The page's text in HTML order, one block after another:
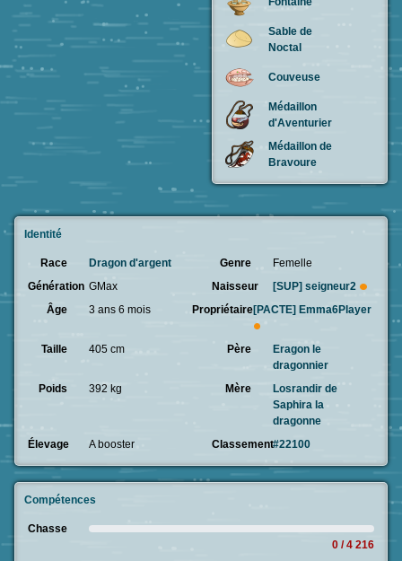
Identité
Race Dragon d'argent Genre
Femelle
Génération GMax Naisseur [SUP]seigneur2
Âge
3 ans 6 mois Propriétaire[PACTE] Emma6Player
Taille 405 cm Père
Eragon le
dragonnier
Poids
392 kg Mère
Losrandir de
Saphira la
dragonne
Élevage
A booster Classement#22100
Compétences
Chasse
0 / 4 216
Sable de
Noctal
Couveuse
Médaillon
d'Aventurier
Médaillon de
Bravoure